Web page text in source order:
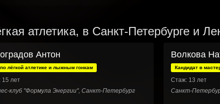
атлетика, в Санкт-Петербурге и
Антон
лёгкой атлетике и лыжным гонкам
15 лет
клуб "Формула Энергии", Санкт-Петербург
Волкова
Кандидат в
Стаж: 13 лет
Санкт-